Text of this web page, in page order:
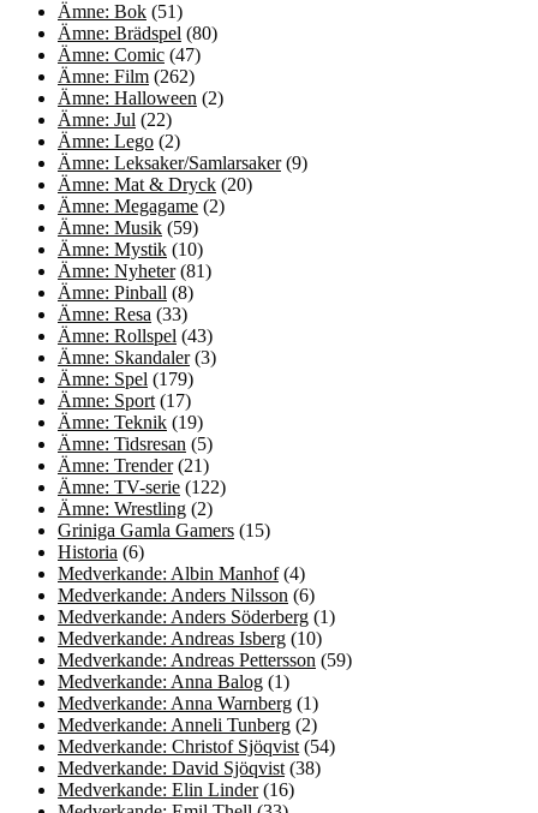
Ämne: Bok (51)
Ämne: Brädspel (80)
Ämne: Comic (47)
Ämne: Film (262)
Ämne: Halloween (2)
Ämne: Jul (22)
Ämne: Lego (2)
Ämne: Leksaker/Samlarsaker(9)
Ämne: Mat & Dryck (20)
Ämne: Megagame (2)
Ämne: Musik (59)
Ämne: Mystik (10)
Ämne: Nyheter(81)
Ämne: Pinball (8)
Ämne: Resa (33)
Ämne: Rollspel (43)
Ämne: Skandaler(3)
Ämne: Spel (179)
Ämne: Sport (17)
Ämne: Teknik (19)
Ämne: Tidsresan (5)
Ämne: Trender(21)
Ämne: TV-serie (122)
Ämne: Wrestling (2)
Griniga Gamla Gamers (15)
Historia (6)
Medverkande: Albin Manhof(4)
Medverkande: Anders Nilsson (6)
Medverkande: Anders Söderberg (1)
Medverkande: Andreas Isberg (10)
Medverkande: Andreas Pettersson (59)
Medverkande: Anna Balog (1)
Medverkande: Anna Warnberg (1)
Medverkande: Anneli Tunberg (2)
Medverkande: Christof Sjöqvist (54)
Medverkande: David Sjöqvist (38)
Medverkande: Elin Linder(16)